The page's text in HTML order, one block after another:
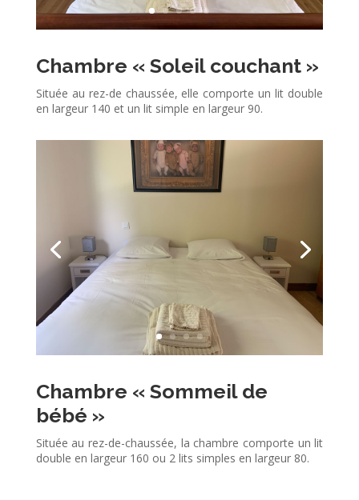
Chambre « Soleil couchant »
Située au rez-de chaussée, elle comporte un lit double
en largeur 140 et un lit simple en largeur 90.
Chambre « Sommeil de
bébé »
Située au rez-de-chaussée, la chambre comporte un lit
double en largeur 160 ou 2 lits simples en largeur 80.